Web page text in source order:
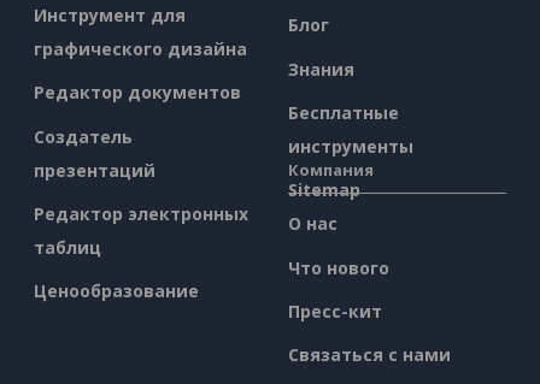
Инструмент для
графического дизайна
Редактор документов
Создатель
презентаций
Редактор электронных
таблиц
Ценообразование
Блог
Знания
Бесплатные
инструменты
Sitemap
Компания
О нас
Что нового
Пресс-кит
Связаться с нами